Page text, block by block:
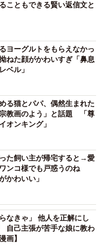
こともできる賢い返信文と
ヨーグルトをもらえなかっ
ねた顔がかわいすぎ「鼻息
ベル」
る猫とパパ、偶然生まれた
教画のよう」と話題 「尊
オンキング」
た飼い主が帰宅すると→愛
ンコ様でも戸惑うのね
かわいい」
なきゃ」 他人を正解にし
自己主張が苦手な娘に教わ
画】